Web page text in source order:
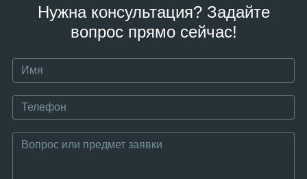
Нужна консультация? Задайте
вопрос прямо сейчас!